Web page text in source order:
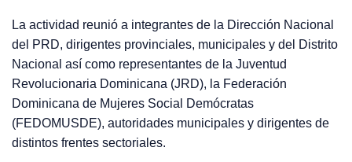
La actividad reunió a integrantes de la Dirección Nacional
del PRD, dirigentes provinciales, municipales y del Distrito
Nacional así como representantes de la Juventud
Revolucionaria Dominicana (JRD), la Federación
Dominicana de Mujeres Social Demócratas
(FEDOMUSDE), autoridades municipales y dirigentes de
distintos frentes sectoriales.